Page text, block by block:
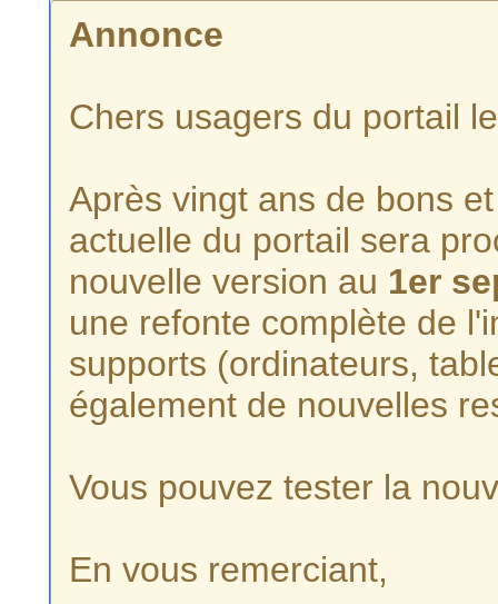
Annonce
Chers usagers du portail
Après vingt ans de bons
actuelle du portail sera
nouvelle version au 1er
une refonte complète de
supports (ordinateurs,
également de nouvelles
Vous pouvez tester la
En vous remerciant,